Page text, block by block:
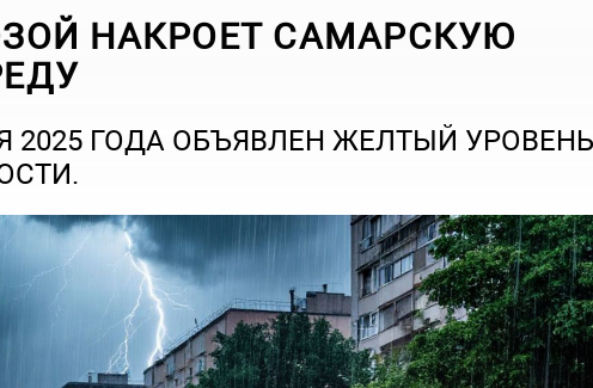
НАКРОЕТ САМАРСКУЮ
2025 ГОДА ОБЪЯВЛЕН ЖЕЛТЫЙ УРОВЕНЬ